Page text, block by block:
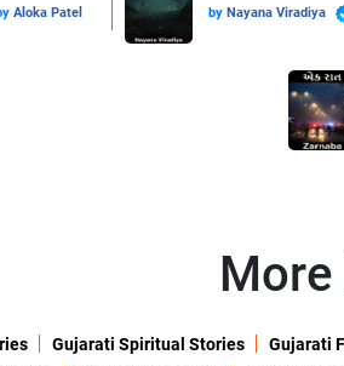
Aloka Patel by Nayana Viradiya
Gujarati Spiritual Stories Gujarati